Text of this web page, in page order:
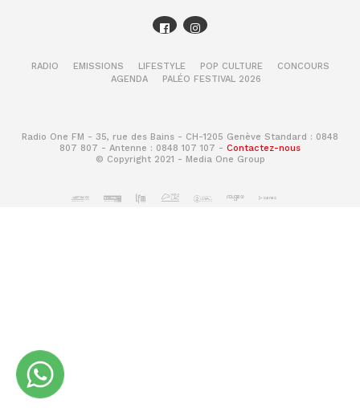
RADIO EMISSIONS LIFESTYLE POP CULTURE
CONCOURS
AGENDA
PALÉO FESTIVAL 2026
Radio One FM - 35, rue des Bains - CH-1205 Genève Standard : 0848
807 807 - Antenne : 0848 107 107 - Contactez-nous
© Copyright 2021 - Media One Group